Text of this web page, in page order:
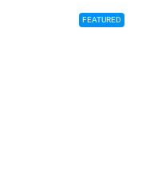
FEATURED